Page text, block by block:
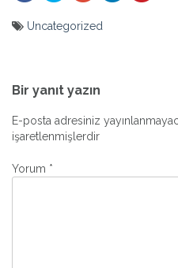
Uncategorized
gezinmesi
Bir yanıt yazın
E-posta adresiniz
işaretlenmişlerdir
Yorum *